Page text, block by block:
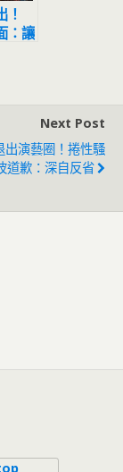
！
：讓
Next Post
出演藝圈！捲性騷
道歉：深自反省